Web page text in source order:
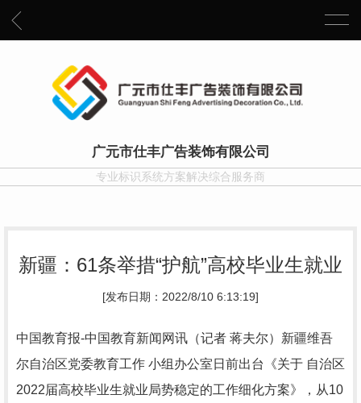
广元市仕丰广告装饰有限公司
专业标识系统方案解决综合服务商
新疆：61条举措“护航”高校毕业生就业
[发布日期：2022/8/10 6:13:19]
中国教育报-中国教育新闻网讯（记者 蒋夫尔）新疆维吾
尔自治区党委教育工作 小组办公室日前出台《关于 自治区
2022届高校毕业生就业局势稳定的工作细化方案》，从10